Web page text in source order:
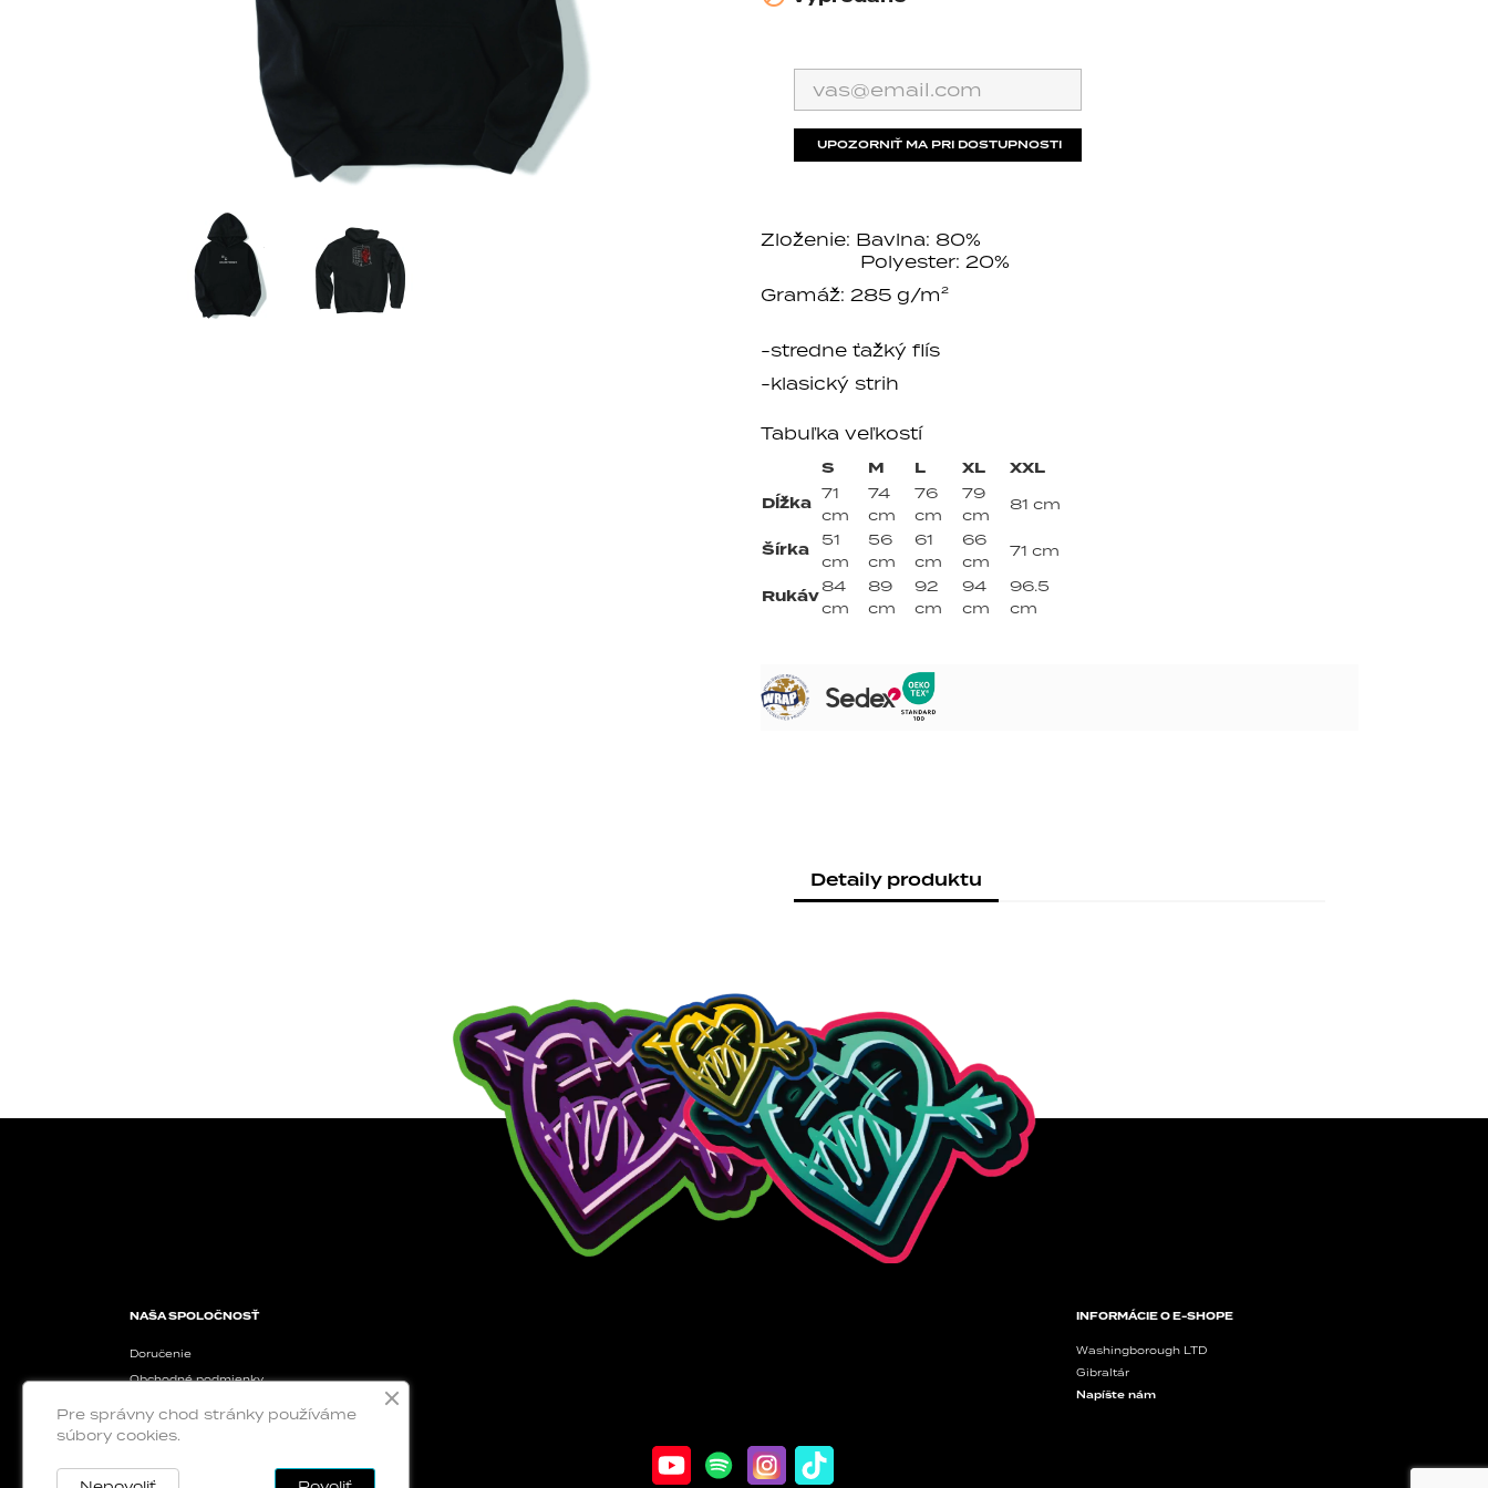
UPOZORNIŤ MA PRI DOSTUPNOSTI
Zloženie: Bavlna: 80%
Polyester: 20%
Gramáž: 285 g/m²
-stredne ťažký flís
-klasický strih
Tabuľka veľkostí
S M L XL
XXL
Dĺžka 71
cm
74
cm
76
cm
79
cm
81 cm
Šírka
51
cm
56
cm
61
cm
66
cm
71 cm
Rukáv84
cm
89
cm
92
cm
94
cm
96.5
cm
Detaily produktu
NAŠA SPOLOČNOSŤ
Doručenie
Obchodné podmienky
INFORMÁCIE O E-SHOPE
Washingborough LTD
Gibraltár
Napíšte nám
Pre správny chod stránky používáme
súbory cookies.